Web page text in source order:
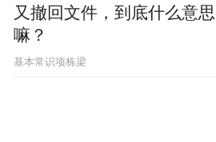
又撤回文件，到底什么意思
嘛？
基本常识项栋梁